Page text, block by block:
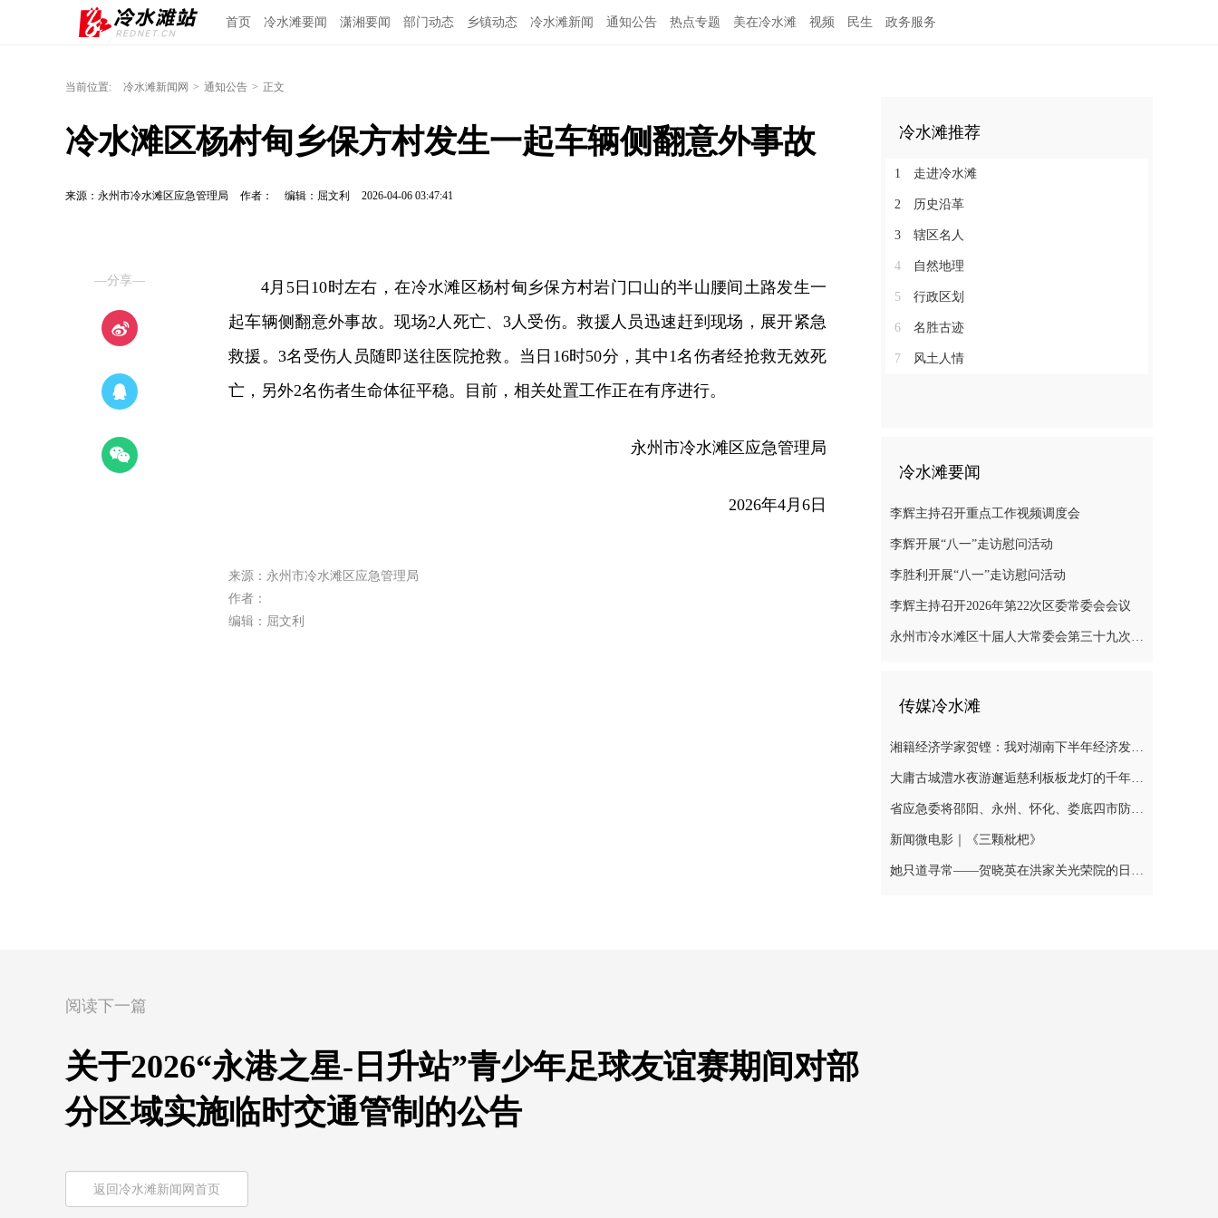
首页 冷水滩要闻 潇湘要闻 部门动态 乡镇动态 冷水滩新闻 通知公告 热点专题 美在冷水滩 视频 民生 政务服务
当前位置: 冷水滩新闻网 > 通知公告 > 正文
冷水滩区杨村甸乡保方村发生一起车辆侧翻意外事故
来源：永州市冷水滩区应急管理局 作者： 编辑：屈文利 2026-04-06 03:47:41
—分享—
4月5日10时左右，在冷水滩区杨村甸乡保方村岩门口山的半山腰间土路发生一
起车辆侧翻意外事故。现场2人死亡、3人受伤。救援人员迅速赶到现场，展开紧急
救援。3名受伤人员随即送往医院抢救。当日16时50分，其中1名伤者经抢救无效死
亡，另外2名伤者生命体征平稳。目前，相关处置工作正在有序进行。
永州市冷水滩区应急管理局
2026年4月6日
来源：永州市冷水滩区应急管理局
作者：
编辑：屈文利
冷水滩推荐
1 走进冷水滩
2 历史沿革
3 辖区名人
4 自然地理
5 行政区划
6 名胜古迹
7 风土人情
冷水滩要闻
李辉主持召开重点工作视频调度会
李辉开展“八一”走访慰问活动
李胜利开展“八一”走访慰问活动
李辉主持召开2026年第22次区委常委会会议
永州市冷水滩区十届人大常委会第三十九次会议召开
传媒冷水滩
湘籍经济学家贺铿：我对湖南下半年经济发展有信心
大庸古城澧水夜游邂逅慈利板板龙灯的千年浪漫
省应急委将邵阳、永州、怀化、娄底四市防汛抗灾应急响应提升至三级
新闻微电影｜《三颗枇杷》
她只道寻常——贺晓英在洪家关光荣院的日与夜
阅读下一篇
关于2026“永港之星-日升站”青少年足球友谊赛期间对部
分区域实施临时交通管制的公告
返回冷水滩新闻网首页